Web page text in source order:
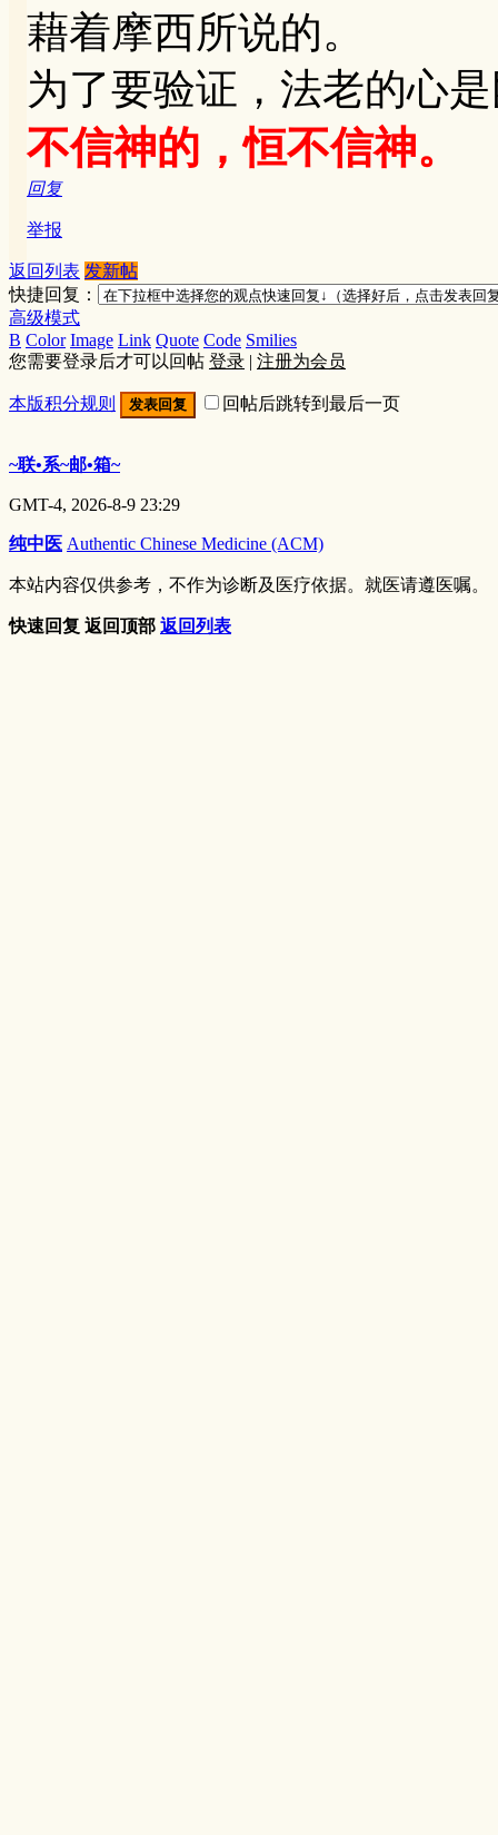
藉着摩西所说的。
为了要验证，法老的心
不信神的，恒不信神。
回复
举报
返回列表 发新帖
快捷回复：
高级模式
B Color Image Link Quote Code Smilies
您需要登录后才可以回帖 登录 | 注册为会员
本版积分规则 发表回复 回帖后跳转到最后一页
~联•系~邮•箱~
GMT-4, 2026-8-9 23:29
纯中医 Authentic Chinese Medicine (ACM)
本站内容仅供参考，不作为诊断及医疗依据。就医请遵医嘱。
快速回复 返回顶部 返回列表